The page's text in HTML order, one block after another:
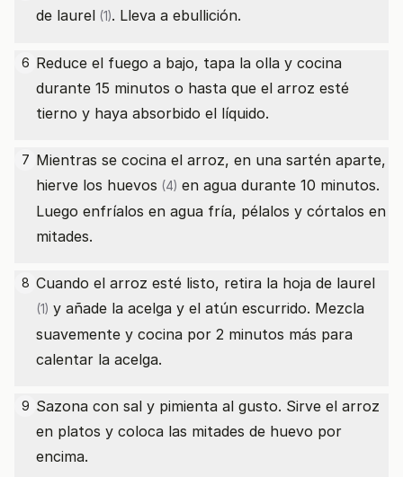
de laurel (1). Lleva a ebullición.
6 Reduce el fuego a bajo, tapa la olla y cocina
durante 15 minutos o hasta que el arroz esté
tierno y haya absorbido el líquido.
7 Mientras se cocina el arroz, en una sartén aparte,
hierve los huevos (4) en agua durante 10 minutos.
Luego enfríalos en agua fría, pélalos y córtalos en
mitades.
8 Cuando el arroz esté listo, retira la hoja de laurel
(1) y añade la acelga y el atún escurrido. Mezcla
suavemente y cocina por 2 minutos más para
calentar la acelga.
9 Sazona con sal y pimienta al gusto. Sirve el arroz
en platos y coloca las mitades de huevo por
encima.